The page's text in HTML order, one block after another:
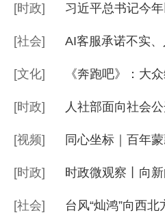
[时政] 习近平总书记今
[社会] AI客服承诺不实
[文化] 《奔跑吧》：大
[时政] 人社部面向社会
[视频] 同心坐标｜百年
[时政] 时政微观察丨向
[社会] 台风“灿鸿”向西